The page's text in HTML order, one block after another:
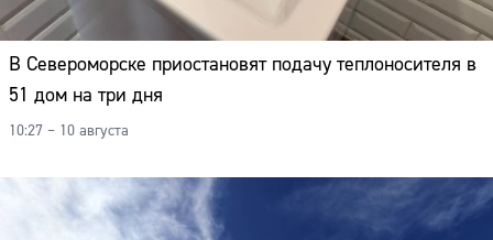
В Североморске приостановят подачу теплоносителя в
51 дом на три дня
10:27 – 10 августа